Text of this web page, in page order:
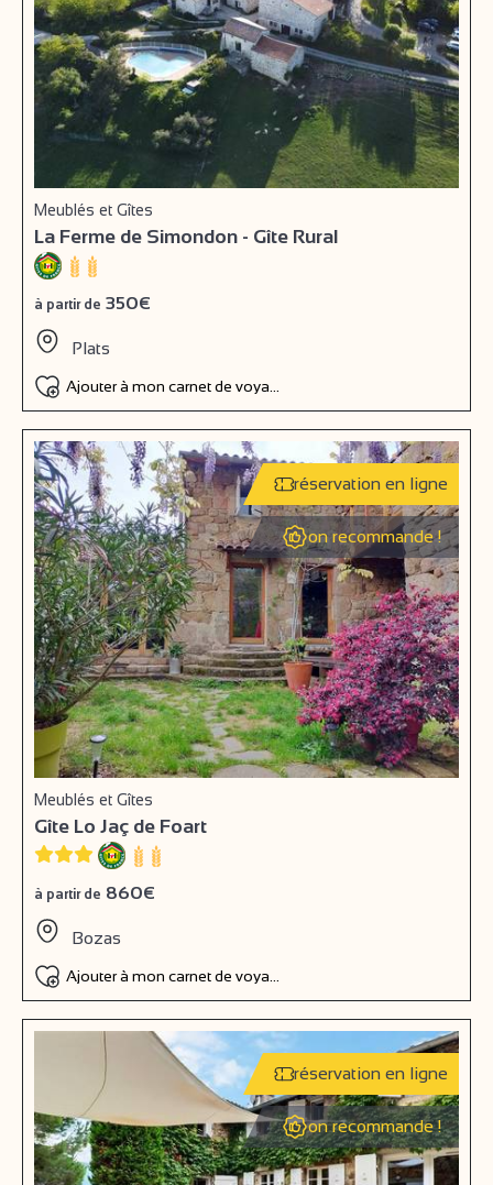
Meublés et Gîtes
La Ferme de Simondon - Gîte Rural
à partir de 350€
Plats
Ajouter à mon carnet de voyage
réservation en ligne
on recommande !
Meublés et Gîtes
Gîte Lo Jaç de Foart
à partir de 860€
Bozas
Ajouter à mon carnet de voyage
réservation en ligne
on recommande !